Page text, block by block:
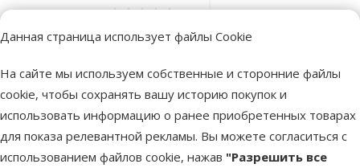
Данная страница использует файлы Cookie
На сайте мы используем собственные и сторонние файлы
cookie, чтобы сохранять вашу историю покупок и
использовать информацию о ранее приобретенных товарах
для показа релевантной рекламы. Вы можете согласиться с
использованием файлов cookie, нажав "Разрешить все
Будка для
Baraka Medium,
93 x 73 x 60 см
Исходная цена
109 €
Цена
79,98 €
Скидка
-26 %